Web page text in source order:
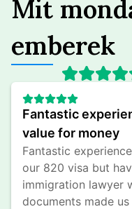
Mit
emberek
Fantastic
value for money
Fantastic
our 820 visa but
immigration lawyer
documents made